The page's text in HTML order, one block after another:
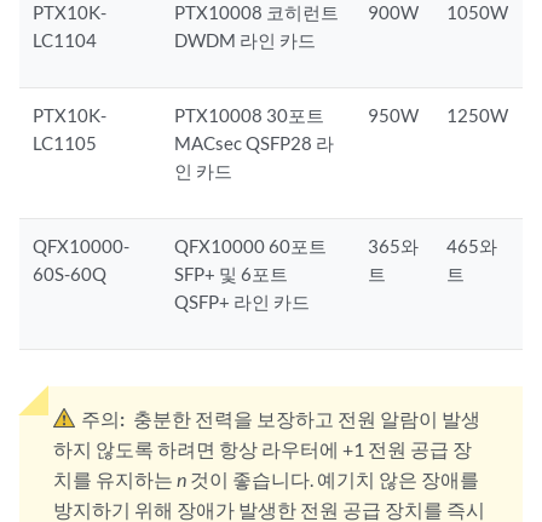
PTX10K-
LC1104
PTX10008 코히런트
DWDM 라인 카드
900W 1050W
PTX10K-
LC1105
PTX10008 30포트
MACsec QSFP28 라
인 카드
950W 1250W
QFX10000-
60S-60Q
QFX10000 60포트
SFP+ 및 6포트
QSFP+ 라인 카드
365와
트
465와
트
주의: 충분한 전력을 보장하고 전원 알람이 발생
하지 않도록 하려면 항상 라우터에 +1 전원 공급 장
치를 유지하는 n 것이 좋습니다. 예기치 않은 장애를
방지하기 위해 장애가 발생한 전원 공급 장치를 즉시